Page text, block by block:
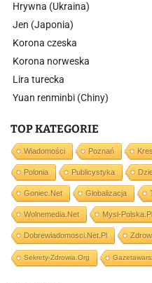
Hrywna (Ukraina)
Jen (Japonia)
Korona czeska
Korona norweska
Lira turecka
Yuan renminbi (Chiny)
TOP KATEGORIE
Wiadomości Poznań
Polonia Publicystyka
Goniec.net Globalizacja
Wolnemedia.net Mysl-Polska.pl
Dobrewiadomosci.net.pl
Sekrety-Zdrowia.org